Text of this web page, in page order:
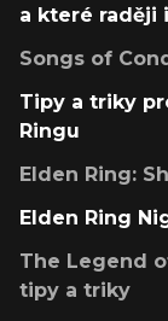
a které raději
Songs of
Tipy a triky
Ringu
Elden Ring:
Elden Ring
The Legend
tipy a triky